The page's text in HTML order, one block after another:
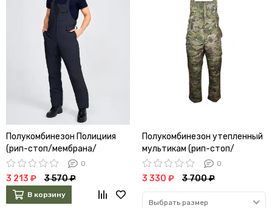
Полукомбинезон Полициия
(рип-стоп/мембрана/
холофайбер)
0
3 213 ₽ 3 570 ₽
В корзину
Полукомбинезон утепленный
мультикам (рип-стоп/
мембрана/холофайбер) (А)
0
3 330 ₽ 3 700 ₽
Выбрать размер